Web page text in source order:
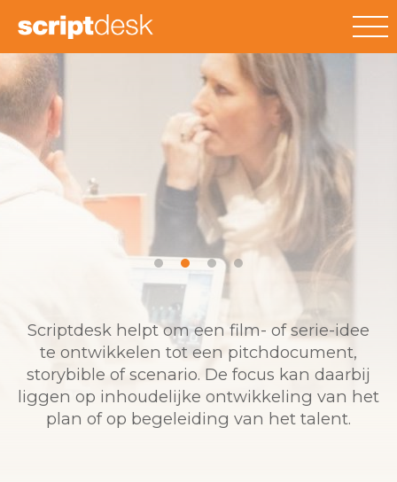
Scriptdesk helpt om een film- of serie-idee
te ontwikkelen tot een pitchdocument,
storybible of scenario. De focus kan daarbij
liggen op inhoudelijke ontwikkeling van het
plan of op begeleiding van het talent.